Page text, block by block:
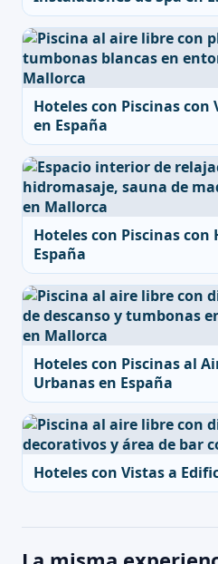
Hoteles con Piscinas
en España
Hoteles con Piscinas con
España
Hoteles con Piscinas al
Urbanas en España
Hoteles con Vistas a